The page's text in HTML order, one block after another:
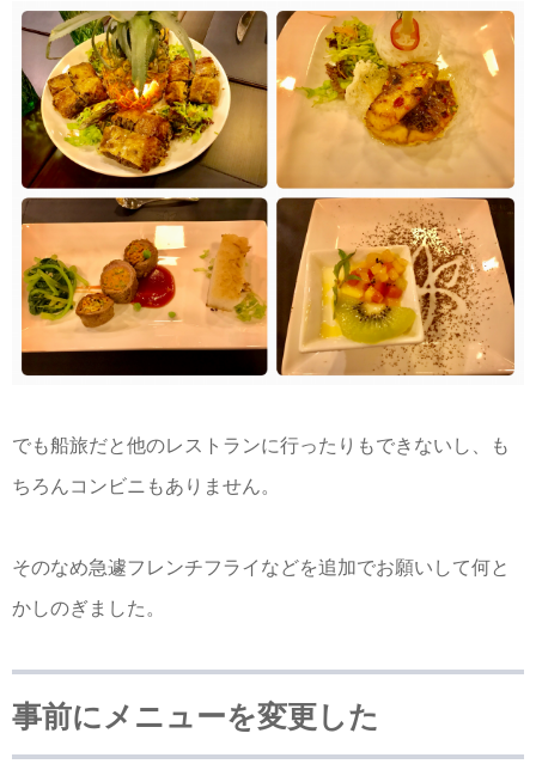
でも船旅だと他のレストランに行ったりもできないし、も
ちろんコンビニもありません。
そのなめ急遽フレンチフライなどを追加でお願いして何と
かしのぎました。
事前にメニューを変更した